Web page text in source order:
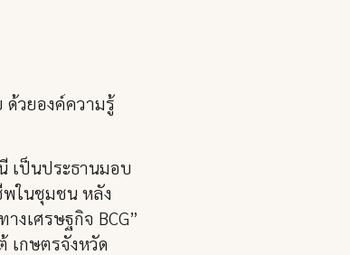
ด้วยองค์ความรู้
เป็นประธานมอบ
พในชุมชน หลัง
เศรษฐกิจ BCG”
เกษตรจังหวัด